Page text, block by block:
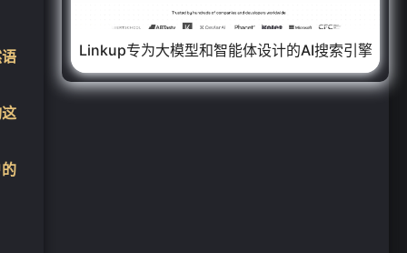
Linkup专为大模型和智能体设计的AI搜索引擎